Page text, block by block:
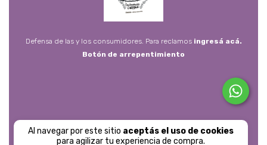
Al navegar por este sitio aceptás el uso de cookies
para agilizar tu experiencia de compra.
Defensa de las y los consumidores. Para reclamos ingresá acá.
Botón de arrepentimiento